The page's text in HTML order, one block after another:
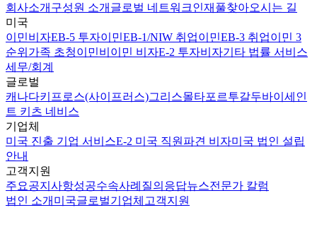
회사소개 구성원 소개 글로벌 네트워크인재풀찾아오시는 길
미국
이민비자EB-5 투자이민EB-1/NIW 취업이민EB-3 취업이민 3
순위 가족 초청이민비이민 비자E-2 투자비자기타 법률 서비스
세무/회계
글로벌
캐나다키프로스(사이프러스)그리스몰타포르투갈두바이 세인
트 키츠 네비스
기업체
미국 진출 기업 서비스E-2 미국 직원파견 비자미국 법인 설립
안내
고객지원
주요공지사항성공수속사례 질의응답뉴스전문가 칼럼
법인 소개 미국글로벌기업체 고객지원